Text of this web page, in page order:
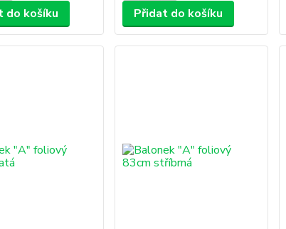
do košíku Přidat do košíku